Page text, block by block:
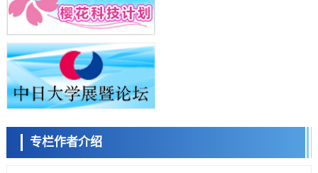
子抑制发作
科学研究
九州大学揭示夜间眼压升高机制：两种激素波动叠加所致
科学研究
东京都产技研采用新手法开发出可稳定工作至300℃的介电材料，已验
证电容器可在汽车发动机等高温环境下工作
经济・社会
日本生成式AI使用者占比一年内翻倍，但与中美德仍有较大差距
政策
日本修订首都直下型地震紧急对策：目标为死亡人数至少减半，重点强
化火灾防控
专栏作者介绍
小岩井忠道
陈小牧 李鸥 安宁